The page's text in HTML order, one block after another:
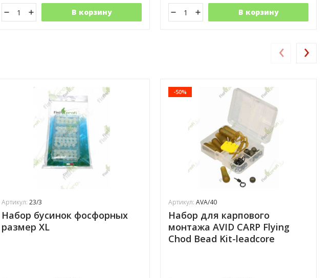
В корзину В корзину
Артикул: 23/3
Набор бусинок фосфорных
размер XL
-50%
Артикул: AVA/40
Набор для карпового
монтажа AVID CARP Flying
Chod Bead Kit-leadcore
‹ ›